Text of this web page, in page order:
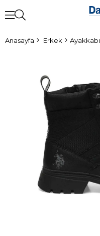
Anasayfa Erkek Ayakkabı